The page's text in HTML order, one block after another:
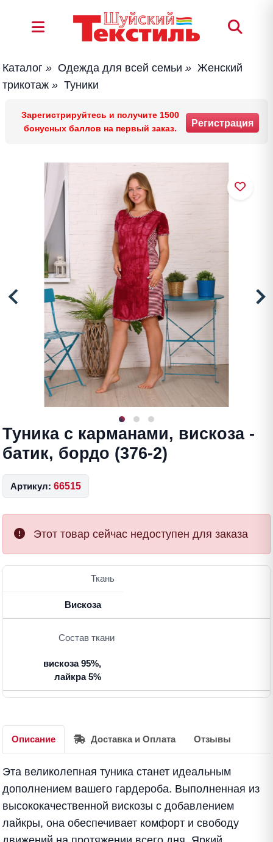
Каталог » Одежда для всей семьи » Женский
трикотаж » Туники
Зарегистрируйтесь и получите 1500
бонусных баллов на первый заказ.
Регистрация
Туника с карманами, вискоза -
батик, бордо (376-2)
Артикул: 66515
Этот товар сейчас недоступен для заказа
Ткань
Вискоза
Состав ткани
вискоза 95%,
лайкра 5%
Описание Доставка и Оплата Отзывы
Эта великолепная туника станет идеальным
дополнением вашего гардероба. Выполненная из
высококачественной вискозы с добавлением
лайкры, она обеспечивает комфорт и свободу